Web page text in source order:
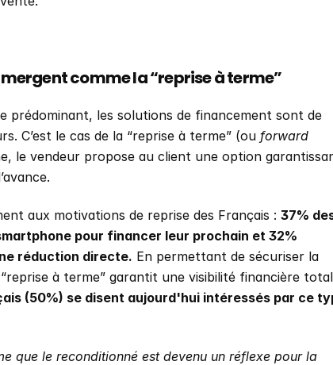
comme la “reprise à terme”
prédominant, les solutions de financement sont de
C’est le cas de la “reprise à terme” (ou forward
le vendeur propose au client une option
aux motivations de reprise des Français : 37%
pour financer leur prochain et 32%
réduction directe. En permettant de sécuriser la
à terme” garantit une visibilité financière
(50%) se disent aujourd'hui intéressés par ce
que le reconditionné est devenu un réflexe pour la